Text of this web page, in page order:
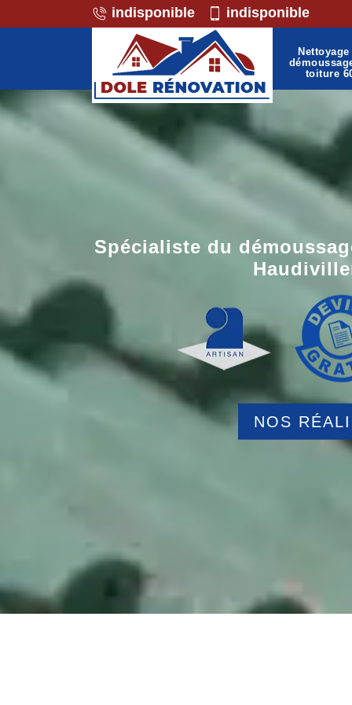
indisponible indisponible
Nettoyage
toiture
Spécialiste du
NOS